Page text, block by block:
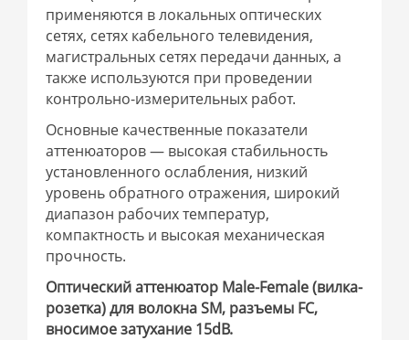
применяются в локальных оптических
сетях, сетях кабельного телевидения,
магистральных сетях передачи данных, а
также используются при проведении
контрольно-измерительных работ.
Основные качественные показатели
аттенюаторов — высокая стабильность
установленного ослабления, низкий
уровень обратного отражения, широкий
диапазон рабочих температур,
компактность и высокая механическая
прочность.
Оптический аттенюатор Male-Female (вилка-
розетка) для волокна SM, разъемы FC,
вносимое затухание 15dB.